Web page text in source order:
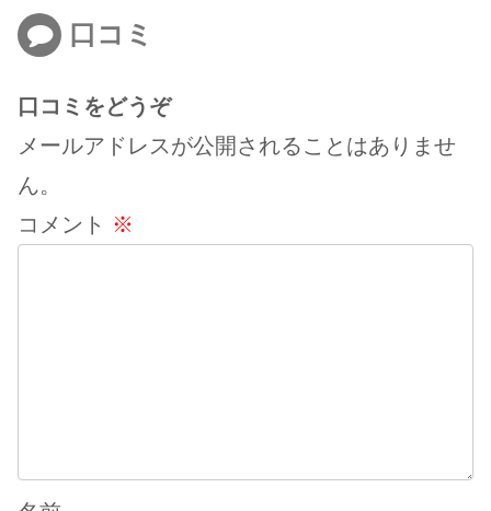
口コミ
口コミをどうぞ
メールアドレスが公開されることはありませ
ん。
コメント ※